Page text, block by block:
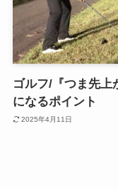
ゴルフ/『つま先上
になるポイント
2025年4月11日